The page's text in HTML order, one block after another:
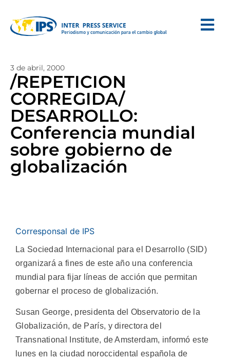
3 de abril, 2000
/REPETICION
CORREGIDA/
DESARROLLO:
Conferencia mundial
sobre gobierno de
globalización
Corresponsal de IPS
La Sociedad Internacional para el Desarrollo (SID)
organizará a fines de este año una conferencia
mundial para fijar líneas de acción que permitan
gobernar el proceso de globalización.
Susan George, presidenta del Observatorio de la
Globalización, de París, y directora del
Transnational Institute, de Amsterdam, informó este
lunes en la ciudad noroccidental española de